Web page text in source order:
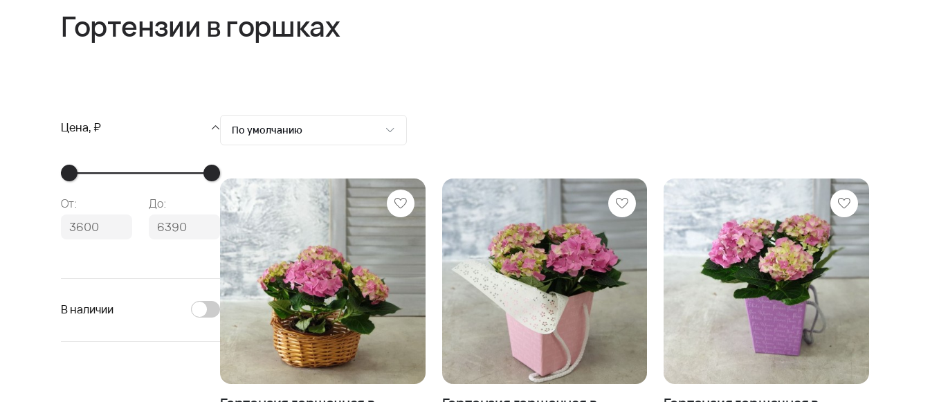
Гортензии в горшках
Цена, ₽
От: До:
В наличии
По умолчанию
Сначала дешевле
Сначала дороже